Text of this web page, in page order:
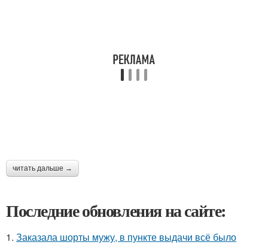
читать дальше →
Последние обновления на сайте:
1. Заказала шорты мужу, в пункте выдачи всё было